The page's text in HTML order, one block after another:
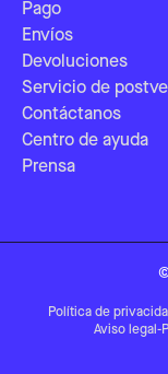
Pago
Envíos
Devoluciones
Servicio de
Contáctanos
Centro de ayuda
Prensa
Política de
Aviso legal -